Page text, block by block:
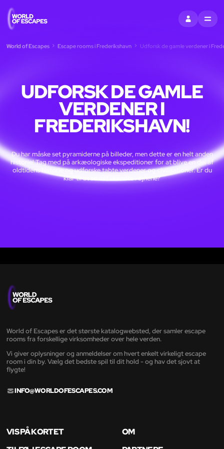
LOG INDMENU
World of Escapes Escape rooms i Frederikshavn Udforsk de gamle verdener i
UDFORSK DE GAMLE
VERDENER I
FREDERIKSHAVN!
Du har måske set pyramiderne på billeder, men dette er en helt anden
historie! Tag med på arkæologiske ekspeditioner for at blive en del af
oldtidens historie og udforske tabte verdener og civilisationer. Er du
klar til at se det ukendte i øjnene?
World of Escapes er det største katalogwebsted, der samler escape
rooms fra forskellige virksomheder over hele verden.
Vi giver oplysninger og anmeldelser om hvert enkelt virkeligt escape
room i din by. Vælg det bedste spil til dit hold - og hav det sjovt at
flygte!
INFO@WORLDOFESCAPES.COM
VIS PÅ KORTET
OM